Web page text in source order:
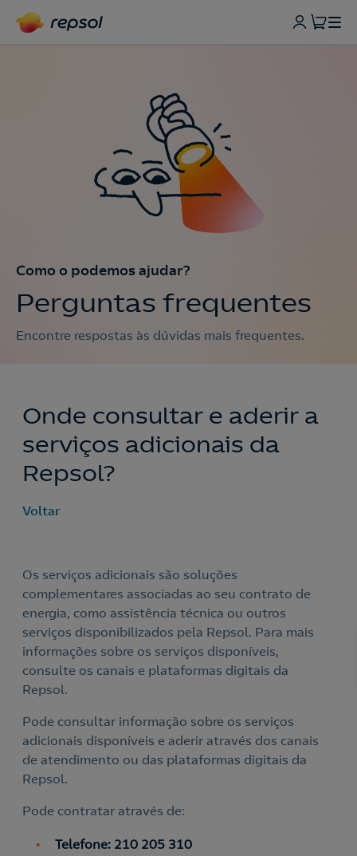
Como o podemos ajudar?
Perguntas frequentes
Encontre respostas às dúvidas mais frequentes.
Onde consultar e aderir a
serviços adicionais da
Repsol?
Voltar
Os serviços adicionais são soluções
complementares associadas ao seu contrato de
energia, como assistência técnica ou outros
serviços disponibilizados pela Repsol. Para mais
informações sobre os serviços disponíveis,
consulte os canais e plataformas digitais da
Repsol.
Pode consultar informação sobre os serviços
adicionais disponíveis e aderir através dos canais
de atendimento ou das plataformas digitais da
Repsol.
Pode contratar através de:
Telefone: 210 205 310